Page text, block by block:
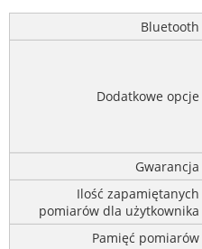
Bluetooth
Dodatkowe opcje
Gwarancja
Ilość zapamiętanych
pomiarów dla użytkownika
Pamięć pomiarów